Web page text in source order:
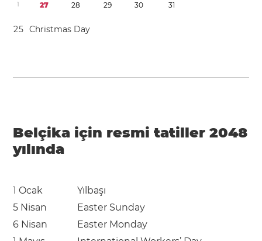
1 27 28 29 30 31
25 Christmas Day
Belçika için resmi tatiller 2048
yılında
1 Ocak
Yılbaşı
5 Nisan
Easter Sunday
6 Nisan
Easter Monday